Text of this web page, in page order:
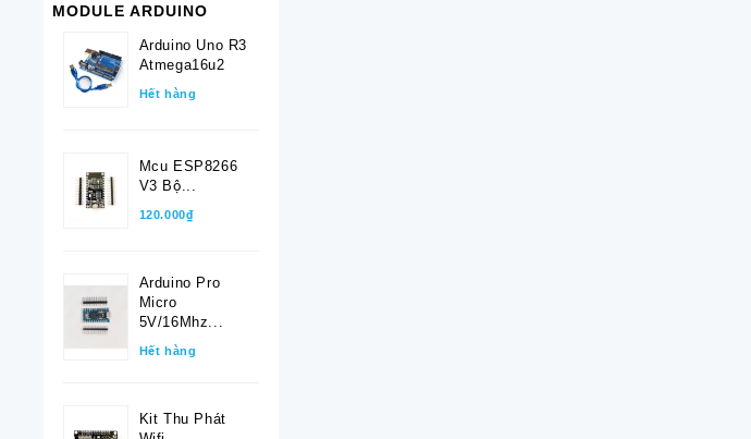
MODULE ARDUINO
Arduino Uno R3
Atmega16u2
Hết hàng
Mcu ESP8266
V3 Bộ...
120.000₫
Arduino Pro
Micro
5V/16Mhz...
Hết hàng
Kit Thu Phát